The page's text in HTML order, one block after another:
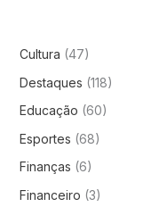
Cultura (47)
Destaques (118)
Educação (60)
Esportes (68)
Finanças (6)
Financeiro (3)